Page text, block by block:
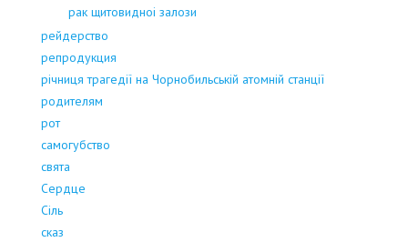
рак щитовидноі залози
рейдерство
репродукция
річниця трагедії на Чорнобильській атомній станції
родителям
рот
самогубство
свята
Сердце
Сіль
сказ